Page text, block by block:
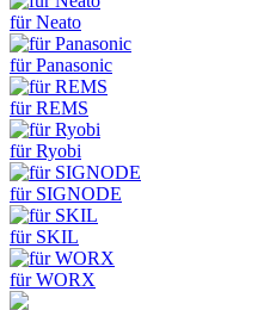
für Neato
für Panasonic
für REMS
für Ryobi
für SIGNODE
für SKIL
für WORX